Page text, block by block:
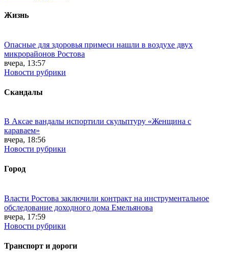
Жизнь
Опасные для здоровья примеси нашли в воздухе двух
микрорайонов Ростова
вчера, 13:57
Новости рубрики
Скандалы
В Аксае вандалы испортили скульптуру «Женщина с
караваем»
вчера, 18:56
Новости рубрики
Город
Власти Ростова заключили контракт на инструментальное
обследование доходного дома Емельянова
вчера, 17:59
Новости рубрики
Транспорт и дороги